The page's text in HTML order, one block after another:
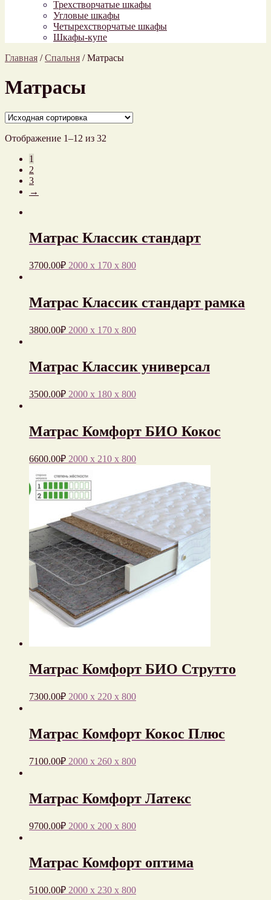
Трехстворчатые шкафы
Угловые шкафы
Четырехстворчатые шкафы
Шкафы-купе
Главная /Спальня /Матрасы
Матрасы
Отображение 1–12 из 32
1
2
3
→
Матрас Классик стандарт
3700.00₽ 2000 x 170 x 800
Матрас Классик стандарт рамка
3800.00₽ 2000 x 170 x 800
Матрас Классик универсал
3500.00₽ 2000 x 180 x 800
Матрас Комфорт БИО Кокос
6600.00₽ 2000 x 210 x 800
Матрас Комфорт БИО Струтто
7300.00₽ 2000 x 220 x 800
Матрас Комфорт Кокос Плюс
7100.00₽ 2000 x 260 x 800
Матрас Комфорт Латекс
9700.00₽ 2000 x 200 x 800
Матрас Комфорт оптима
5100.00₽ 2000 x 230 x 800